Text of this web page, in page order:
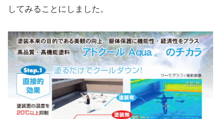
してみることにしました。